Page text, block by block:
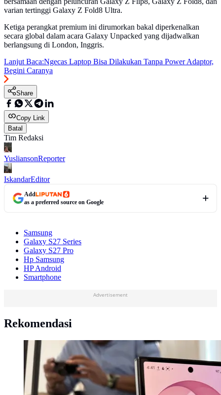
varian tertinggi Galaxy Z Fold8 Ultra.
Ketiga perangkat premium ini dirumorkan bakal diperkenalkan
secara global dalam acara Galaxy Unpacked yang dijadwalkan
berlangsung di London, Inggris.
Lanjut Baca:Ngecas Laptop Bisa Dilakukan Tanpa Power Adaptor,
Begini Caranya
Share
Copy Link
Batal
Tim Redaksi
YusliansonReporter
IskandarEditor
Add
as a preferred source on Google
Samsung
Galaxy S27 Series
Galaxy S27 Pro
Hp Samsung
HP Android
Smartphone
Advertisement
Rekomendasi